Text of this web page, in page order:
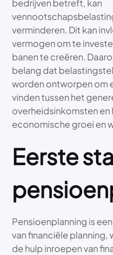
bedrijven betreft, kan
verminderen. Dit kan
vermogen om te
banen te creëren.
belang dat
worden ontworpen om
vinden tussen het
overheidsinkomsten en
economische groei en
Eerste
Pensioenplanning is
van financiële planning,
de hulp inroepen van